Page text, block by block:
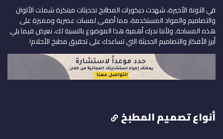
في الآونة الأخيرة، شهدت ديكورات المطابخ تحديثات مبتكرة شملت الألوان
والتصاميم والمواد المستخدمة، مما أضفى لمسات عصرية ومميزة على
هذه المساحة. ولأننا ندرك أهمية هذا الموضوع بالنسبة لك، نعرض فيما يلي
أبرز الأفكار والتصاميم الحديثة التي تساعدك على تحقيق مطبخ الأحلام!
أنواع تصميم المطبخ